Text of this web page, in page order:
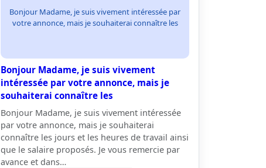
Bonjour Madame, je suis vivement intéressée par
votre annonce, mais je souhaiterai connaître les
Bonjour Madame, je suis vivement
intéressée par votre annonce, mais je
souhaiterai connaître les
Bonjour Madame, je suis vivement intéressée
par votre annonce, mais je souhaiterai
connaître les jours et les heures de travail ainsi
que le salaire proposés. Je vous remercie par
avance et dans…